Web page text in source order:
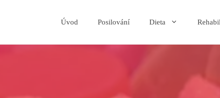
Úvod Posilování Dieta